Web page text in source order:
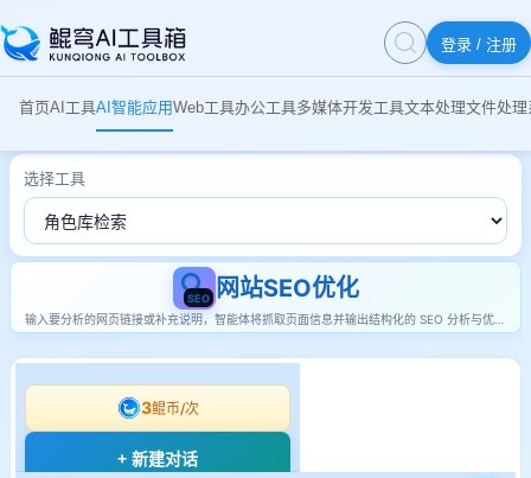
登录 / 注册
首页AI工具AI智能应用Web工具办公工具多媒体开发工具文本处理文件处理
选择工具
🔍
SEO 网站SEO优化
输入要分析的网页链接或补充说明，智能体将抓取页面信息并输出结构化的 SEO 分析与优化
建议。
3鲲币/次
+ 新建对话